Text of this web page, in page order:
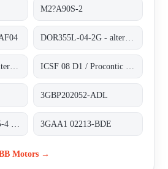
M2?A90S-2
3GBP202052-ADL
3GAA1 02213-BDE
Motors →